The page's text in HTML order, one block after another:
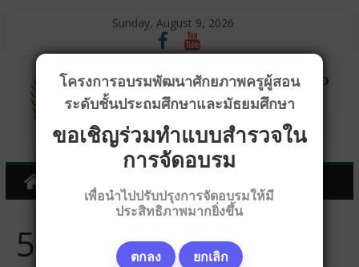
Sunday, August 9, 2026
5D445246
โครงการอบรมพัฒนาศักยภาพครูผู้สอน
ระดับชั้นประถมศึกษาและมัธยมศึกษา
ขอเชิญร่วมทำแบบสำรวจใน
การจัดอบรม
เพื่อนำไปปรับปรุงการจัดอบรมให้มี
ประสิทธิภาพมากยิ่งขึ้น
ตกลง ยกเลิก